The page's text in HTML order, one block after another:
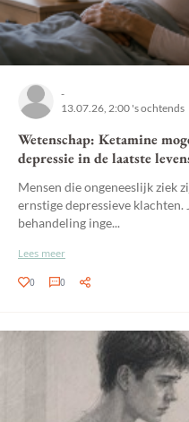
-
13.07.26, 2:00 's ochtends
Wetenschap: Ketamine
depressie in de laatste
Mensen die ongeneeslijk ziek
ernstige depressieve klachten.
behandeling inge...
Lees meer
0 0